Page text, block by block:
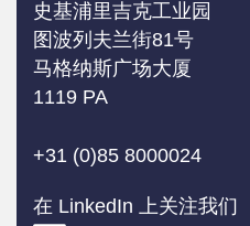
史基浦里吉克工业园
图波列夫兰街81号
马格纳斯广场大厦
1119 PA
+31 (0)85 8000024
在 LinkedIn 上关注我们